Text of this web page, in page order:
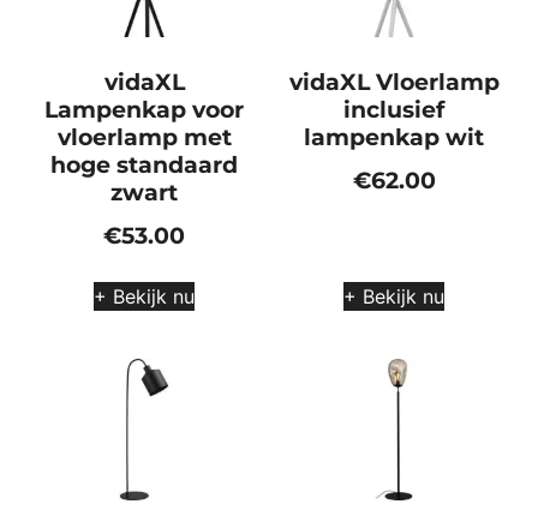
vidaXL
Lampenkap voor
vloerlamp met
hoge standaard
zwart
€53.00
+ Bekijk nu
vidaXL Vloerlamp
inclusief
lampenkap wit
€62.00
+ Bekijk nu